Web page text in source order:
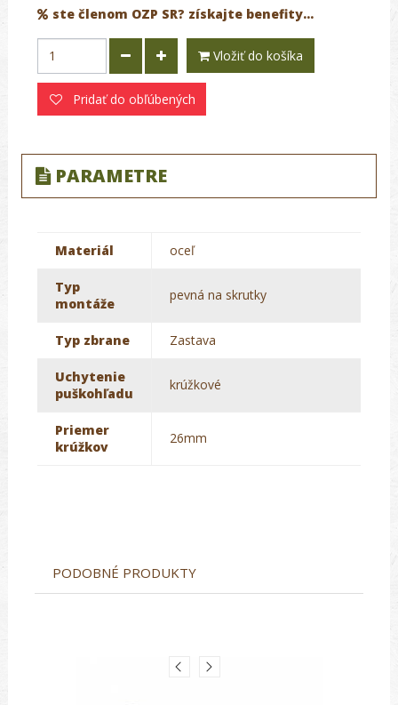
ste členom OZP SR? získajte benefity...
Vložiť do košíka
Pridať do obľúbených
PARAMETRE
Materiál oceľ
Typ
montáže
pevná na skrutky
Typ zbrane Zastava
Uchytenie
puškohľadu
krúžkové
Priemer
krúžkov
26mm
PODOBNÉ PRODUKTY